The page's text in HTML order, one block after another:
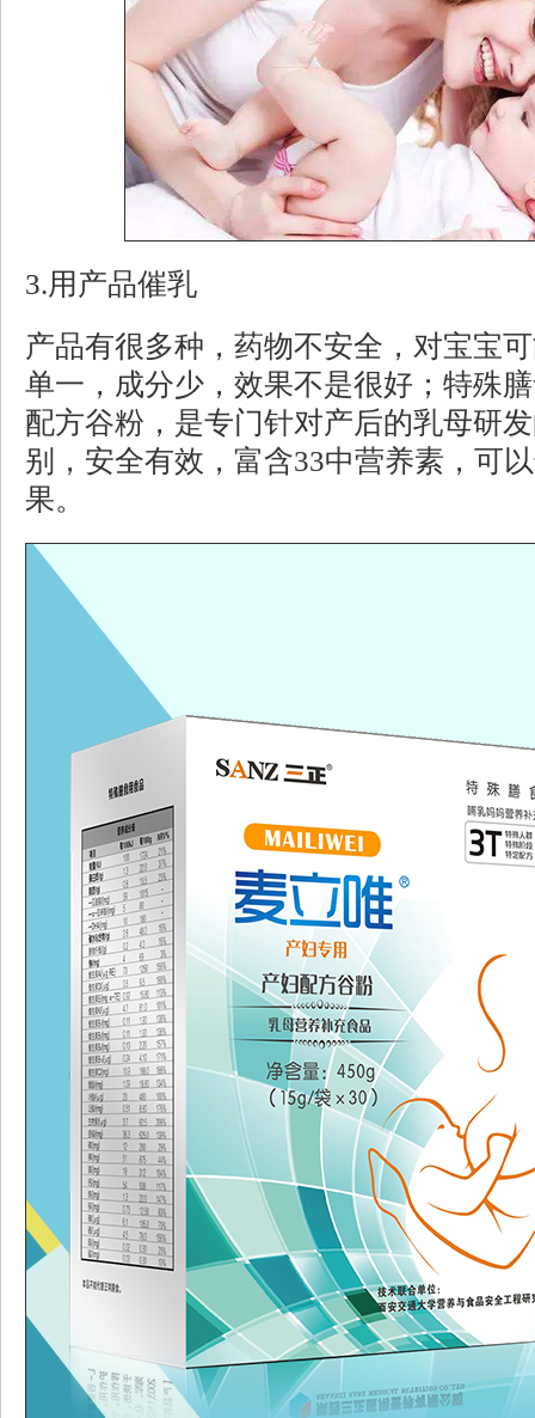
3.用产品催乳
产品有很多种，药物不安全，对宝宝
单一，成分少，效果不是很好；特殊
配方谷粉，是专门针对产后的乳母研
别，安全有效，富含33中营养素，可
果。